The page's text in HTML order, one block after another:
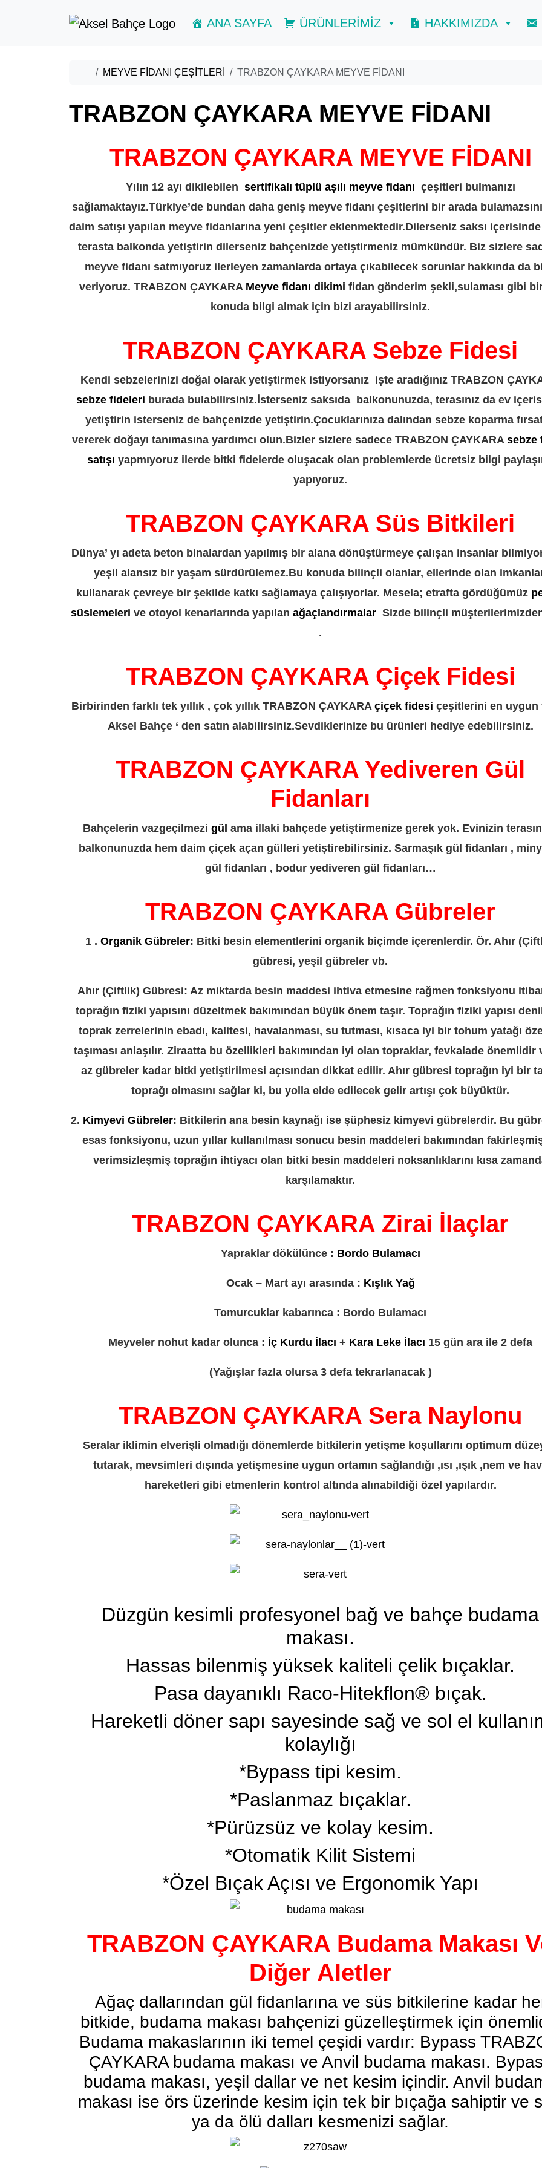
ANA SAYFA ÜRÜNLERİMİZ HAKKIMIZDA
Home
MEYVE FİDANI ÇEŞİTLERİ TRABZON ÇAYKARA MEYVE FİDANI
TRABZON ÇAYKARA MEYVE FİDANI
TRABZON ÇAYKARA MEYVE FİDANI
Yılın 12 ayı dikilebilen sertifikalı tüplü aşılı meyve fidanı çeşitleri bulmanızı
sağlamaktayız.Türkiye’de bundan daha geniş meyve fidanı çeşitlerini bir arada
daim satışı yapılan meyve fidanlarına yeni çeşitler eklenmektedir.Dilerseniz saksı
terasta balkonda yetiştirin dilerseniz bahçenizde yetiştirmeniz mümkündür. Biz sizlere
meyve fidanı satmıyoruz ilerleyen zamanlarda ortaya çıkabilecek sorunlar hakkında da
veriyoruz. TRABZON ÇAYKARA Meyve fidanı dikimi fidan gönderim şekli,sulaması gibi
konuda bilgi almak için bizi arayabilirsiniz.
TRABZON ÇAYKARA Sebze Fidesi
Kendi sebzelerinizi doğal olarak yetiştirmek istiyorsanız işte aradığınız TRABZON
sebze fideleri burada bulabilirsiniz.İsterseniz saksıda balkonunuzda, terasınız da ev
yetiştirin isterseniz de bahçenizde yetiştirin.Çocuklarınıza dalından sebze koparma
vererek doğayı tanımasına yardımcı olun.Bizler sizlere sadece TRABZON ÇAYKARA sebze
satışı yapmıyoruz ilerde bitki fidelerde oluşacak olan problemlerde ücretsiz bilgi
yapıyoruz.
TRABZON ÇAYKARA Süs Bitkileri
Dünya’ yı adeta beton binalardan yapılmış bir alana dönüştürmeye çalışan insanlar
yeşil alansız bir yaşam sürdürülemez.Bu konuda bilinçli olanlar, ellerinde olan
kullanarak çevreye bir şekilde katkı sağlamaya çalışıyorlar. Mesela; etrafta gördüğümüz
süslemeleri ve otoyol kenarlarında yapılan ağaçlandırmalarSizde bilinçli
.
TRABZON ÇAYKARA Çiçek Fidesi
Birbirinden farklı tek yıllık , çok yıllık TRABZON ÇAYKARA çiçek fidesi çeşitlerini en uygun
Aksel Bahçe ‘ den satın alabilirsiniz.Sevdiklerinize bu ürünleri hediye edebilirsiniz.
TRABZON ÇAYKARA Yediveren Gül
Fidanları
Bahçelerin vazgeçilmezi gül ama illaki bahçede yetiştirmenize gerek yok. Evinizin
balkonunuzda hem daim çiçek açan gülleri yetiştirebilirsiniz. Sarmaşık gül fidanları ,
gül fidanları , bodur yediveren gül fidanları…
TRABZON ÇAYKARA Gübreler
1 . Organik Gübreler: Bitki besin elementlerini organik biçimde içerenlerdir. Ör. Ahır
gübresi, yeşil gübreler vb.
Ahır (Çiftlik) Gübresi: Az miktarda besin maddesi ihtiva etmesine rağmen fonksiyonu
toprağın fiziki yapısını düzeltmek bakımından büyük önem taşır. Toprağın fiziki yapısı
toprak zerrelerinin ebadı, kalitesi, havalanması, su tutması, kısaca iyi bir tohum yatağı
taşıması anlaşılır. Ziraatta bu özellikleri bakımından iyi olan topraklar, fevkalade önemlidir
az gübreler kadar bitki yetiştirilmesi açısından dikkat edilir. Ahır gübresi toprağın iyi bir
toprağı olmasını sağlar ki, bu yolla elde edilecek gelir artışı çok büyüktür.
2. Kimyevi Gübreler: Bitkilerin ana besin kaynağı ise şüphesiz kimyevi gübrelerdir. Bu
esas fonksiyonu, uzun yıllar kullanılması sonucu besin maddeleri bakımından
verimsizleşmiş toprağın ihtiyacı olan bitki besin maddeleri noksanlıklarını kısa
karşılamaktır.
TRABZON ÇAYKARA Zirai İlaçlar
Yapraklar dökülünce : Bordo Bulamacı
Ocak – Mart ayı arasında : Kışlık Yağ
Tomurcuklar kabarınca : Bordo Bulamacı
Meyveler nohut kadar olunca : İç Kurdu İlacı + Kara Leke İlacı 15 gün ara ile 2 defa
(Yağışlar fazla olursa 3 defa tekrarlanacak )
TRABZON ÇAYKARA Sera Naylonu
Seralar iklimin elverişli olmadığı dönemlerde bitkilerin yetişme koşullarını optimum
tutarak, mevsimleri dışında yetişmesine uygun ortamın sağlandığı ,ısı ,ışık ,nem ve
hareketleri gibi etmenlerin kontrol altında alınabildiği özel yapılardır.
Düzgün kesimli profesyonel bağ ve bahçe budama
makası.
Hassas bilenmiş yüksek kaliteli çelik bıçaklar.
Pasa dayanıklı Raco-Hitekflon® bıçak.
Hareketli döner sapı sayesinde sağ ve sol el
kolaylığı
*Bypass tipi kesim.
*Paslanmaz bıçaklar.
*Pürüzsüz ve kolay kesim.
*Otomatik Kilit Sistemi
*Özel Bıçak Açısı ve Ergonomik Yapı
TRABZON ÇAYKARA Budama Makası
Diğer Aletler
Ağaç dallarından gül fidanlarına ve süs bitkilerine kadar
bitkide, budama makası bahçenizi güzelleştirmek için
Budama makaslarının iki temel çeşidi vardır: Bypass
ÇAYKARA budama makası ve Anvil budama makası.
budama makası, yeşil dallar ve net kesim içindir. Anvil
makası ise örs üzerinde kesim için tek bir bıçağa sahiptir ve
ya da ölü dalları kesmenizi sağlar.